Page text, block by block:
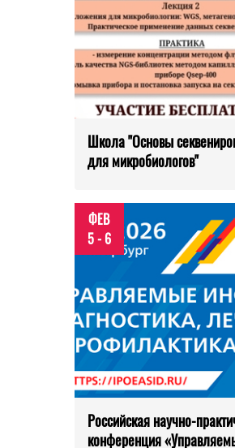
Школа "Основы
для микробиологов"
ФЕВ
5 - 6
Российская научно-
конференция